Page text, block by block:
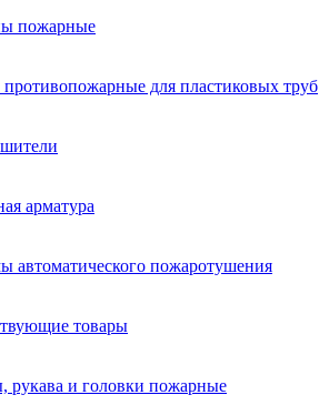
пожарные
для пластиковых труб
арматура
автоматического пожаротушения
товары
рукава и головки пожарные